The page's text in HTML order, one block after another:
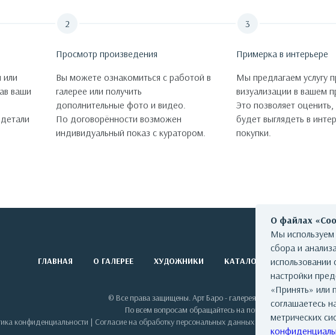
ваши
Просмотр произведения
Вы можете ознакомиться с работой в
галерее или получить
дополнительные фото и видео.
По договорённости возможен
индивидуальный показ с куратором.
Примерка в интерьере
Мы предлагаем услугу
визуализации в вашем
Это позволяет
будет выглядеть в
покупки.
ГЛАВНАЯ О ГАЛЕРЕЕ ХУДОЖНИКИ КАТАЛОГ РАБОТ
© Все права защищены. Арт Баро - галерея современного
По всем вопросам обращайтесь на почту: info@artbaro.ru
конфиденциальности | Согласие на обработку персональных данных| Условия
О файлах
Мы используем
сбора и
использовании
настройки
«Принять» или
соглашаетесь
метрических